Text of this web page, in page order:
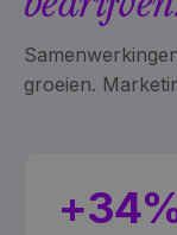
groeien.